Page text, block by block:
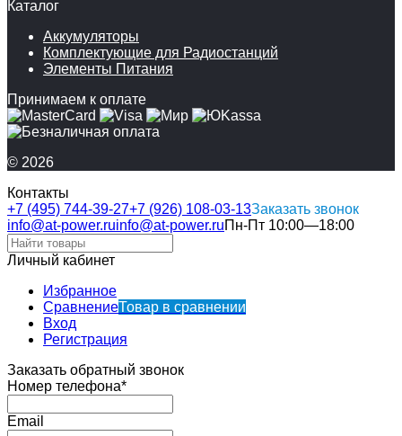
Каталог
Аккумуляторы
Комплектующие для Радиостанций
Элементы Питания
Принимаем к оплате
© 2026
Контакты
+7 (495) 744-39-27+7 (926) 108-03-13Заказать звонок
info@at-power.ruinfo@at-power.ruПн-Пт 10:00—18:00
Личный кабинет
Избранное
СравнениеТовар в сравнении
Вход
Регистрация
Заказать обратный звонок
Номер телефона*
Email